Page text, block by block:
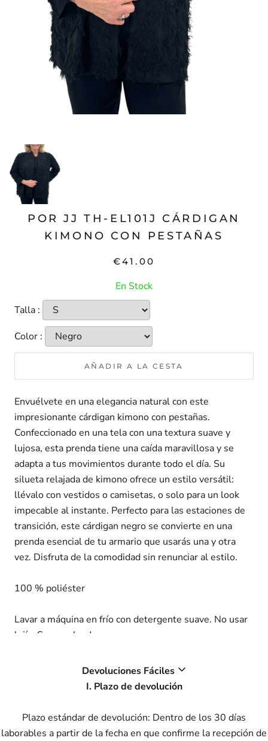
POR JJ TH-EL101J CÁRDIGAN
KIMONO CON PESTAÑAS
€41.00
En Stock
Talla :
Color :
AÑADIR A LA CESTA
Envuélvete en una elegancia natural con este
impresionante cárdigan kimono con pestañas.
Confeccionado en una tela con una textura suave y
lujosa, esta prenda tiene una caída maravillosa y se
adapta a tus movimientos durante todo el día. Su
silueta relajada de kimono ofrece un estilo versátil:
llévalo con vestidos o camisetas, o solo para un look
impecable al instante. Perfecto para las estaciones de
transición, este cárdigan negro se convierte en una
prenda esencial de tu armario que usarás una y otra
vez. Disfruta de la comodidad sin renunciar al estilo.
100 % poliéster
Lavar a máquina en frío con detergente suave. No usar
lejía. Secar colgado.
Tallas Missy S-XLDevoluciones Fáciles
I. Plazo de devolución
Plazo estándar de devolución: Dentro de los 30 días
laborables a partir de la fecha en que confirme la recepción de